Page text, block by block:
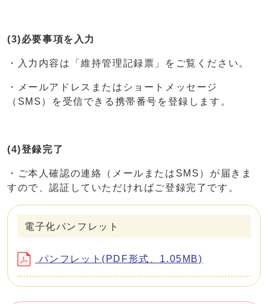
(3)必要事項を入力
・入力内容は「維持管理記録票」をご覧ください。
・メールアドレスまたはショートメッセージ
（SMS）を受信できる携帯番号を登録します。
(4)登録完了
・ご本人確認の連絡（メールまたはSMS）が届きま
すので、認証していただければご登録完了です。
電子化パンフレット
パンフレット(PDF形式、1.05MB)